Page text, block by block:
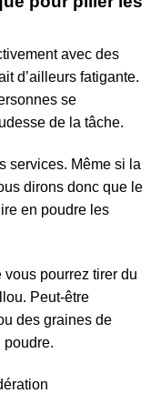
avec des
d’ailleurs fatigante.
se
de la tâche.
services. Même si la
dirons donc que le
en poudre les
vous pourrez tirer du
Peut-être
des graines de
poudre.